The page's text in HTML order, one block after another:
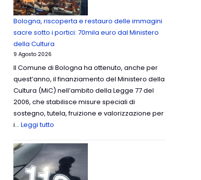
Bologna, riscoperta e restauro delle immagini
sacre sotto i portici: 70mila euro dal Ministero
della Cultura
9 Agosto 2026
Il Comune di Bologna ha ottenuto, anche per
quest’anno, il finanziamento del Ministero della
Cultura (MiC) nell’ambito della Legge 77 del
2006, che stabilisce misure speciali di
sostegno, tutela, fruizione e valorizzazione per
i… Leggi tutto